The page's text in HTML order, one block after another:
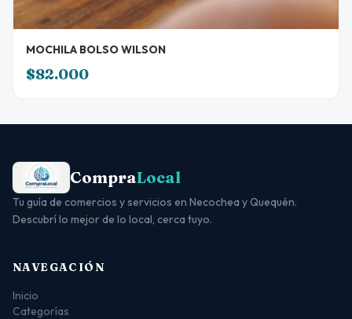
MOCHILA BOLSO WILSON
$82.000
CompraLocal
Tu guía de comercios y servicios en Necochea y Quequén.
Descubrí lo mejor de lo local, cerca tuyo.
NAVEGACIÓN
Inicio
Categorías